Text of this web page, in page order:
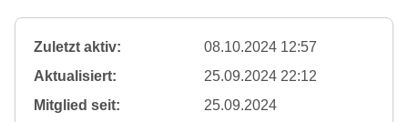
Zuletzt aktiv:
08.10.2024 12:57
Aktualisiert:
25.09.2024 22:12
Mitglied seit:
25.09.2024